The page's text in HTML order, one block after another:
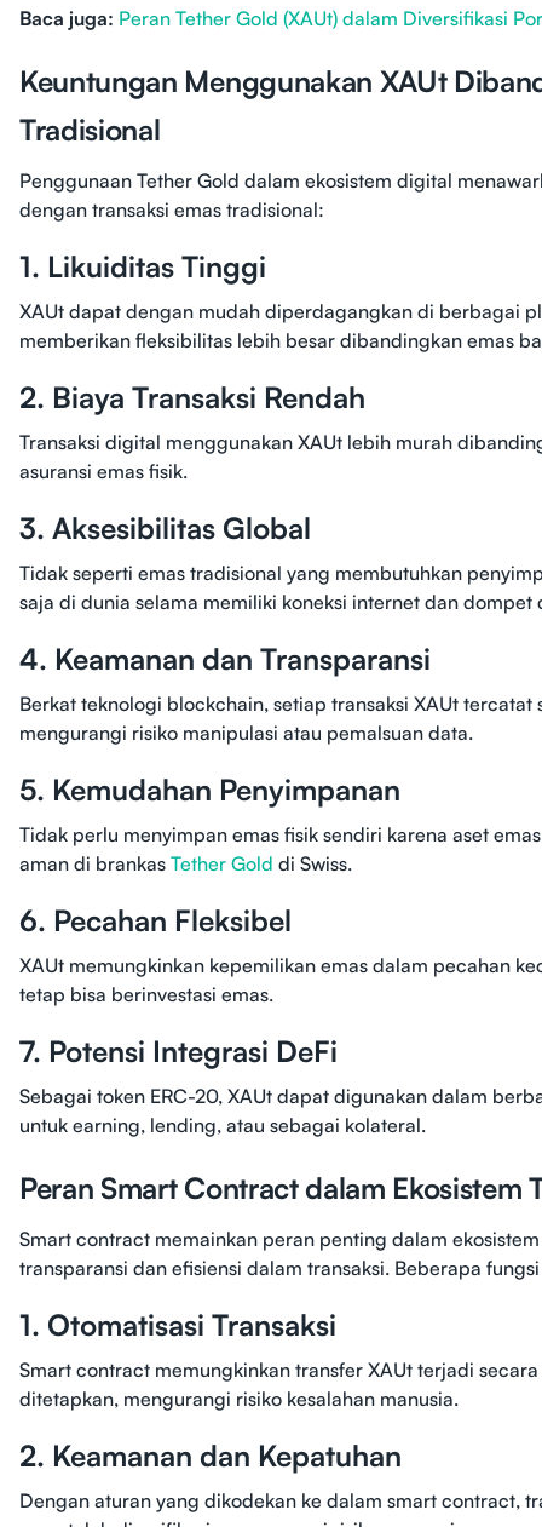
Baca juga: Peran Tether Gold (XAUt) dalam Diversifikasi
Keuntungan Menggunakan XAUt
Tradisional
Penggunaan Tether Gold dalam ekosistem digital
dengan transaksi emas tradisional:
1. Likuiditas Tinggi
XAUt dapat dengan mudah diperdagangkan di berbagai
memberikan fleksibilitas lebih besar dibandingkan emas
2. Biaya Transaksi Rendah
Transaksi digital menggunakan XAUt lebih murah
asuransi emas fisik.
3. Aksesibilitas Global
Tidak seperti emas tradisional yang membutuhkan
saja di dunia selama memiliki koneksi internet dan dompet
4. Keamanan dan Transparansi
Berkat teknologi blockchain, setiap transaksi XAUt
mengurangi risiko manipulasi atau pemalsuan data.
5. Kemudahan Penyimpanan
Tidak perlu menyimpan emas fisik sendiri karena aset
aman di brankas Tether Gold di Swiss.
6. Pecahan Fleksibel
XAUt memungkinkan kepemilikan emas dalam pecahan
tetap bisa berinvestasi emas.
7. Potensi Integrasi DeFi
Sebagai token ERC-20, XAUt dapat digunakan dalam
untuk earning, lending, atau sebagai kolateral.
Peran Smart Contract dalam Ekosistem
Smart contract memainkan peran penting dalam
transparansi dan efisiensi dalam transaksi. Beberapa
1. Otomatisasi Transaksi
Smart contract memungkinkan transfer XAUt terjadi
ditetapkan, mengurangi risiko kesalahan manusia.
2. Keamanan dan Kepatuhan
Dengan aturan yang dikodekan ke dalam smart contract,